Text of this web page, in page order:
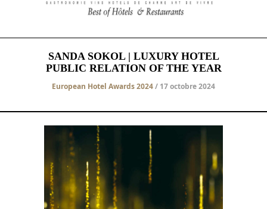
SANDA SOKOL | LUXURY HOTEL
PUBLIC RELATION OF THE YEAR
European Hotel Awards 2024/ 17 octobre 2024